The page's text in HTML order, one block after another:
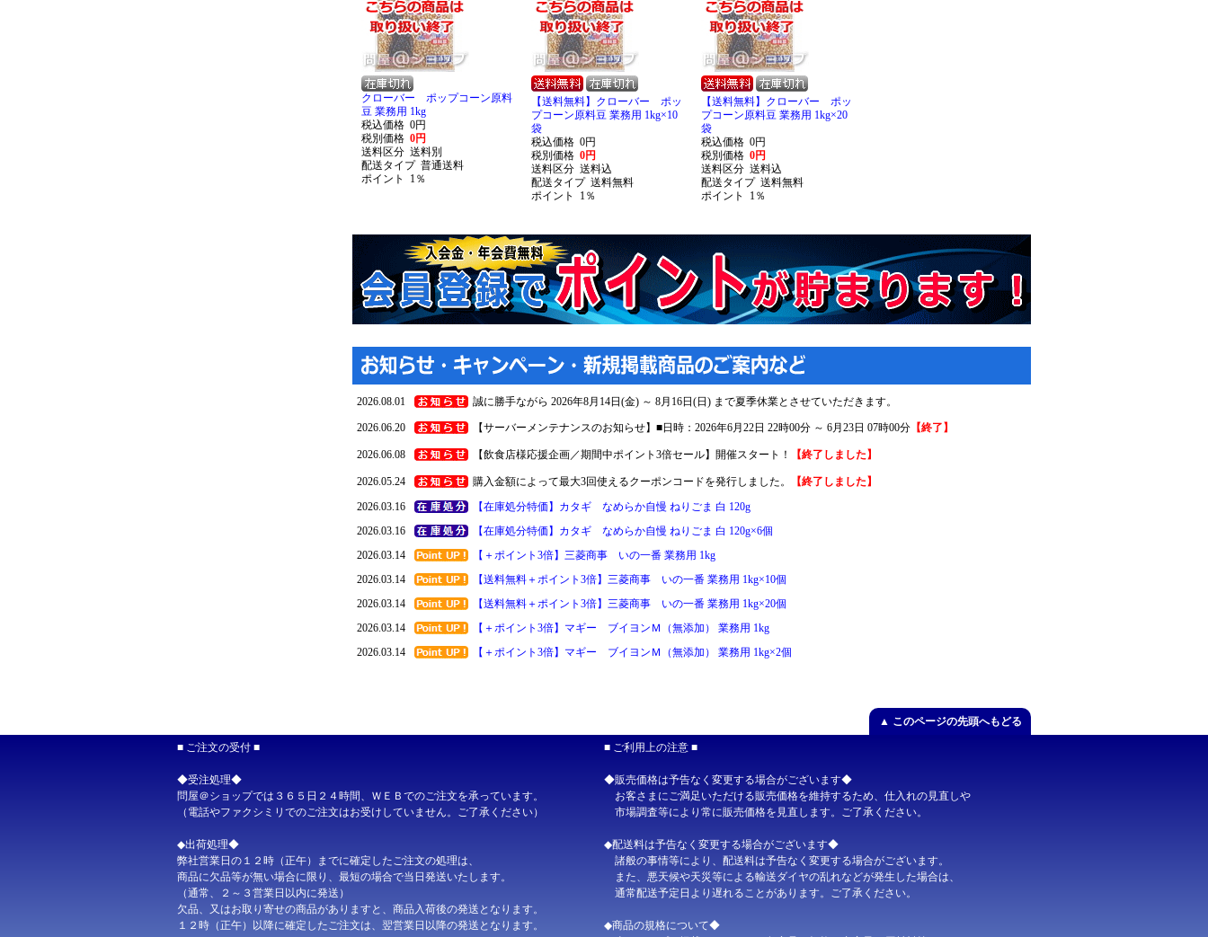
クローバー ポップコーン原料
豆 業務用 1kg
税込価格 0円
税別価格 0円
送料区分 送料別
配送タイプ 普通送料
ポイント 1％
【送料無料】クローバー ポッ
プコーン原料豆 業務用 1kg×10
袋
税込価格 0円
税別価格 0円
送料区分 送料込
配送タイプ 送料無料
ポイント 1％
【送料無料】クローバー ポッ
プコーン原料豆 業務用 1kg×20
袋
税込価格 0円
税別価格 0円
送料区分 送料込
配送タイプ 送料無料
ポイント 1％
2026.08.01 誠に勝手ながら 2026年8月14日(金) ～ 8月16日(日) まで夏季休業とさせていただきます。
2026.06.20 【サーバーメンテナンスのお知らせ】■日時：2026年6月22日 22時00分 ～ 6月23日 07時00分 【終了】
2026.06.08 【飲食店様応援企画／期間中ポイント3倍セール】開催スタート！ 【終了しました】
2026.05.24 購入金額によって最大3回使えるクーポンコードを発行しました。
【終了しました】
2026.03.16
【在庫処分特価】カタギ なめらか自慢 ねりごま 白 120g
2026.03.16
【在庫処分特価】カタギ なめらか自慢 ねりごま 白 120g×6個
2026.03.14
【＋ポイント3倍】三菱商事 いの一番 業務用 1kg
2026.03.14
【送料無料＋ポイント3倍】三菱商事 いの一番 業務用 1kg×10個
2026.03.14
【送料無料＋ポイント3倍】三菱商事 いの一番 業務用 1kg×20個
2026.03.14
【＋ポイント3倍】マギー ブイヨンＭ（無添加） 業務用 1kg
2026.03.14
【＋ポイント3倍】マギー ブイヨンＭ（無添加） 業務用 1kg×2個
【送料無料＋ポイント5倍】やま磯 朝めし海苔 味カップ 8切26枚×20個
【在庫処分特価】マルトモ 国内産にぼし 200g 【完売しました】
2026.02.14
マルトモ 国内産にぼし 200g
2026.02.14
2026.02.14
【送料無料】マルトモ 食べるにぼし 30g×10個
2026.02.14
【送料無料】マルトモ 食べるにぼし 30g×20個
2026.02.14
【送料無料】マルトモ 食べるにぼし 30g×30個
▲ このページの先頭へもどる
■ ご注文の受付 ■
◆受注処理◆
問屋＠ショップでは３６５日２４時間、ＷＥＢでのご注文を承っています。
（電話やファクシミリでのご注文はお受けしていません。ご了承ください）
◆出荷処理◆
弊社営業日の１２時（正午）までに確定したご注文の処理は、
商品に欠品等が無い場合に限り、最短の場合で当日発送いたします。
（通常、２～３営業日以内に発送）
欠品、又はお取り寄せの商品がありますと、商品入荷後の発送となります。
１２時（正午）以降に確定したご注文は、翌営業日以降の発送となります。
■ ご利用上の注意 ■
◆販売価格は予告なく変更する場合がございます◆
お客さまにご満足いただける販売価格を維持するため、仕入れの見直しや
市場調査等により常に販売価格を見直します。ご了承ください。
◆配送料は予告なく変更する場合がございます◆
諸般の事情等により、配送料は予告なく変更する場合がございます。
また、悪天候や天災等による輸送ダイヤの乱れなどが発生した場合は、
通常配送予定日より遅れることがあります。ご了承ください。
◆商品の規格について◆